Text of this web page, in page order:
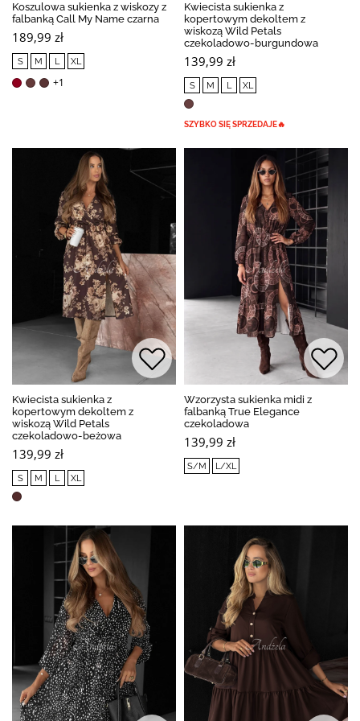
Koszulowa sukienka z wiskozy z
falbanką Call My Name czarna
189,99 zł
S M L XL
+1
Kwiecista sukienka z
kopertowym dekoltem z
wiskozą Wild Petals
czekoladowo-burgundowa
139,99 zł
S M L XL
SZYBKO SIĘ SPRZEDAJE🔥
Kwiecista sukienka z
kopertowym dekoltem z
wiskozą Wild Petals
czekoladowo-beżowa
139,99 zł
S M L XL
Wzorzysta sukienka midi z
falbanką True Elegance
czekoladowa
139,99 zł
S/M L/XL